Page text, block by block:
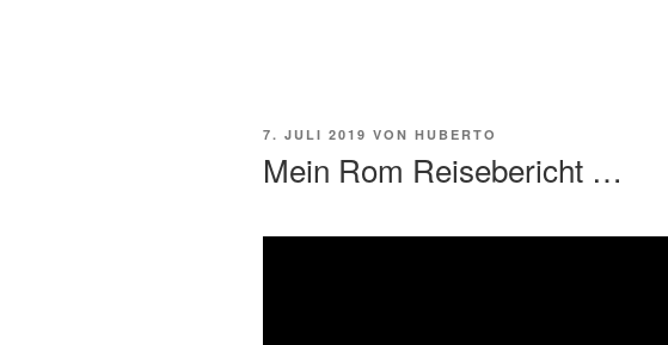
VERÖFFENTLICHT
7. JULI 2019 VON HUBERTO
Mein Rom Reisebericht …